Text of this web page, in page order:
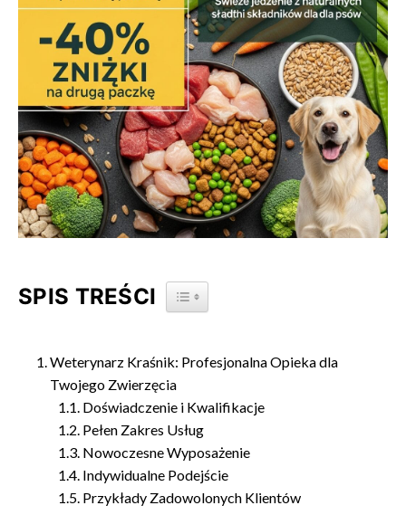
SPIS TREŚCI TOGGLE TABLE OF CONTENT
Weterynarz Kraśnik: Profesjonalna Opieka dla
Twojego Zwierzęcia
Doświadczenie i Kwalifikacje
Pełen Zakres Usług
Nowoczesne Wyposażenie
Indywidualne Podejście
Przykłady Zadowolonych Klientów